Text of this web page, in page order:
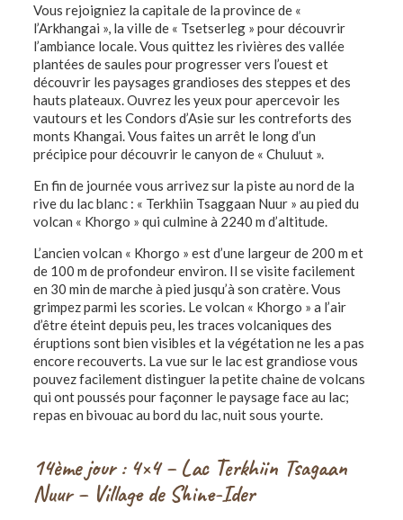
Vous rejoigniez la capitale de la province de «
l’Arkhangai », la ville de « Tsetserleg » pour découvrir
l’ambiance locale. Vous quittez les rivières des vallée
plantées de saules pour progresser vers l’ouest et
découvrir les paysages grandioses des steppes et des
hauts plateaux. Ouvrez les yeux pour apercevoir les
vautours et les Condors d’Asie sur les contreforts des
monts Khangai. Vous faites un arrêt le long d’un
précipice pour découvrir le canyon de « Chuluut ».
En fin de journée vous arrivez sur la piste au nord de la
rive du lac blanc : « Terkhiin Tsaggaan Nuur » au pied du
volcan « Khorgo » qui culmine à 2240 m d’altitude.
L’ancien volcan « Khorgo » est d’une largeur de 200 m et
de 100 m de profondeur environ. Il se visite facilement
en 30 min de marche à pied jusqu’à son cratère. Vous
grimpez parmi les scories. Le volcan « Khorgo » a l’air
d’être éteint depuis peu, les traces volcaniques des
éruptions sont bien visibles et la végétation ne les a pas
encore recouverts. La vue sur le lac est grandiose vous
pouvez facilement distinguer la petite chaine de volcans
qui ont poussés pour façonner le paysage face au lac;
repas en bivouac au bord du lac, nuit sous yourte.
14ème jour : 4×4 – Lac Terkhiin Tsagaan
Nuur – Village de Shine-Ider